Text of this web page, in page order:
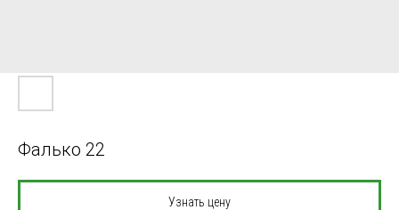
Фалько 22
Узнать цену